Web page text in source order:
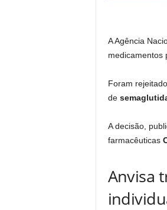
A Agência
medicamentos
Foram
de
A decisão,
farmacêuticas
Anvisa